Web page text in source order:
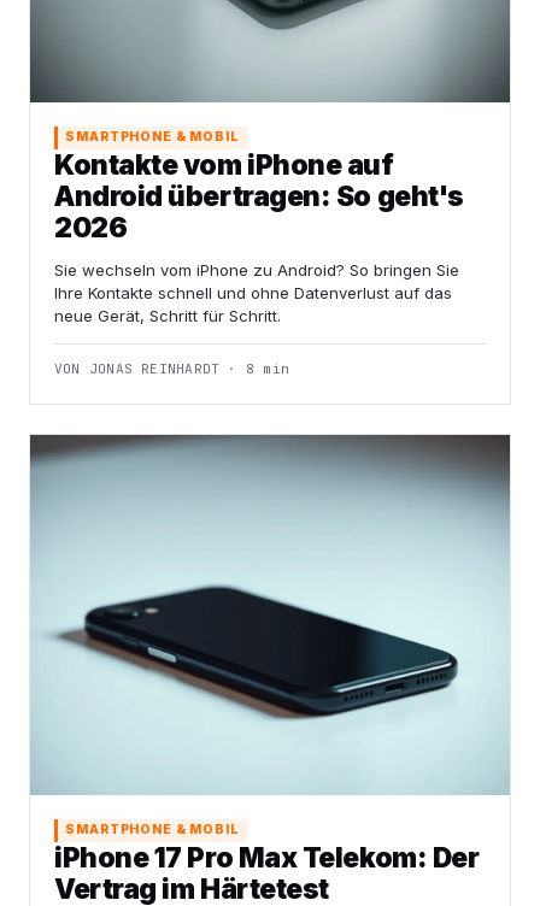
SMARTPHONE & MOBIL
Kontakte vom iPhone auf
Android übertragen: So geht's
2026
Sie wechseln vom iPhone zu Android? So bringen Sie
Ihre Kontakte schnell und ohne Datenverlust auf das
neue Gerät, Schritt für Schritt.
VON JONAS REINHARDT · 8 min
SMARTPHONE & MOBIL
iPhone 17 Pro Max Telekom: Der
Vertrag im Härtetest